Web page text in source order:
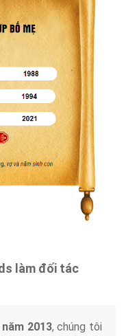
làm đối tác
2013, chúng tôi